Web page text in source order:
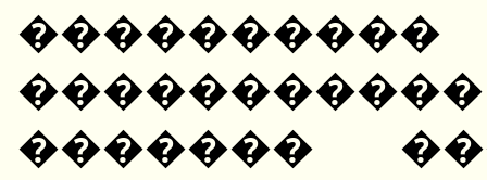
�����������
�������